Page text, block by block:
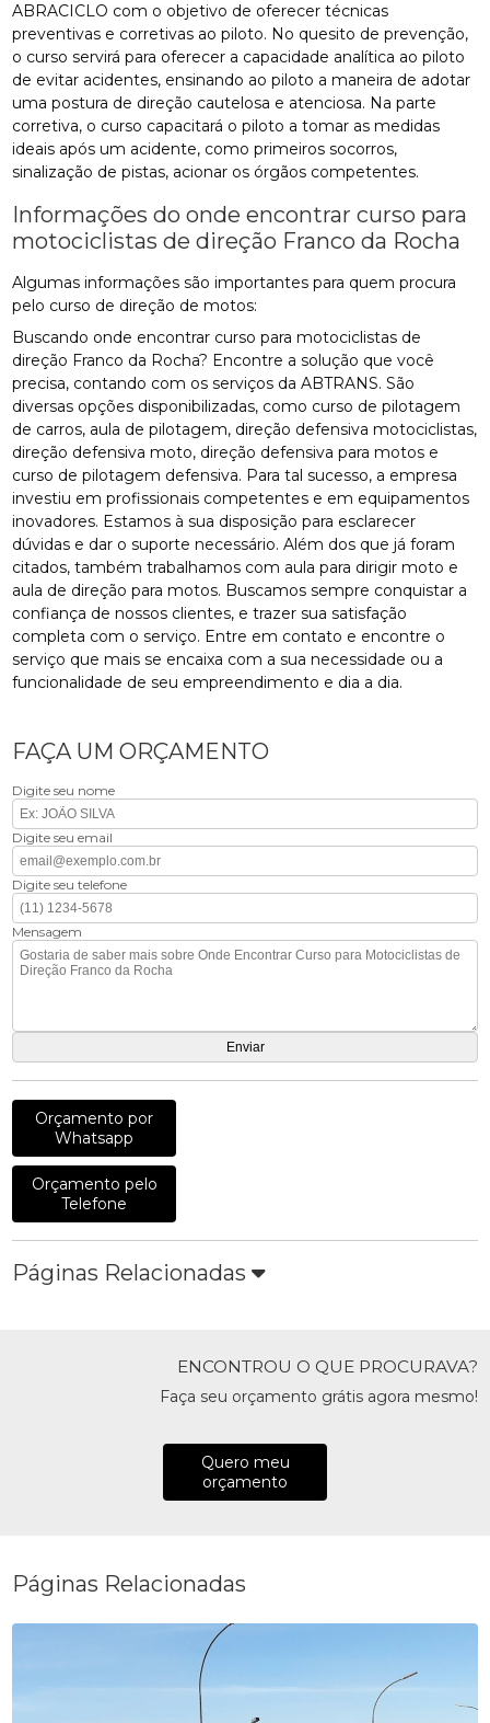
ABRACICLO com o objetivo de oferecer técnicas
preventivas e corretivas ao piloto. No quesito de prevenção,
o curso servirá para oferecer a capacidade analítica ao piloto
de evitar acidentes, ensinando ao piloto a maneira de adotar
uma postura de direção cautelosa e atenciosa. Na parte
corretiva, o curso capacitará o piloto a tomar as medidas
ideais após um acidente, como primeiros socorros,
sinalização de pistas, acionar os órgãos competentes.
Informações do onde encontrar curso para
motociclistas de direção Franco da Rocha
Algumas informações são importantes para quem procura
pelo curso de direção de motos:
Buscando onde encontrar curso para motociclistas de
direção Franco da Rocha? Encontre a solução que você
precisa, contando com os serviços da ABTRANS. São
diversas opções disponibilizadas, como curso de pilotagem
de carros, aula de pilotagem, direção defensiva motociclistas,
direção defensiva moto, direção defensiva para motos e
curso de pilotagem defensiva. Para tal sucesso, a empresa
investiu em profissionais competentes e em equipamentos
inovadores. Estamos à sua disposição para esclarecer
dúvidas e dar o suporte necessário. Além dos que já foram
citados, também trabalhamos com aula para dirigir moto e
aula de direção para motos. Buscamos sempre conquistar a
confiança de nossos clientes, e trazer sua satisfação
completa com o serviço. Entre em contato e encontre o
serviço que mais se encaixa com a sua necessidade ou a
funcionalidade de seu empreendimento e dia a dia.
FAÇA UM ORÇAMENTO
Digite seu nome
Digite seu email
Digite seu telefone
Mensagem
Orçamento por
Whatsapp
Orçamento pelo
Telefone
Páginas Relacionadas
ENCONTROU O QUE PROCURAVA?
Faça seu orçamento grátis agora mesmo!
Quero meu
orçamento
Páginas Relacionadas